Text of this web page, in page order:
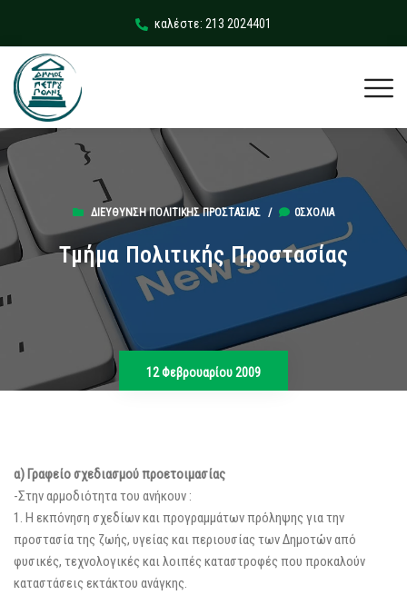
καλέστε: 213 2024401
ΔΙΕΎΘΥΝΣΗ ΠΟΛΙΤΙΚΉΣ ΠΡΟΣΤΑΣΊΑΣ / 0ΣΧΌΛΙΑ
Τμήμα Πολιτικής Προστασίας
12 Φεβρουαρίου 2009
α) Γραφείο σχεδιασμού προετοιμασίας
-Στην αρμοδιότητα του ανήκουν :
1. Η εκπόνηση σχεδίων και προγραμμάτων πρόληψης για την
προστασία της ζωής, υγείας και περιουσίας των Δημοτών από
φυσικές, τεχνολογικές και λοιπές καταστροφές που προκαλούν
καταστάσεις εκτάκτου ανάγκης.